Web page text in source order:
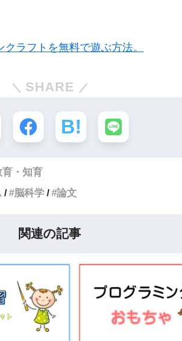
クラフトを無料で遊ぶ方法。
SHARE
育・知育
脳科学 論文
関連の記事